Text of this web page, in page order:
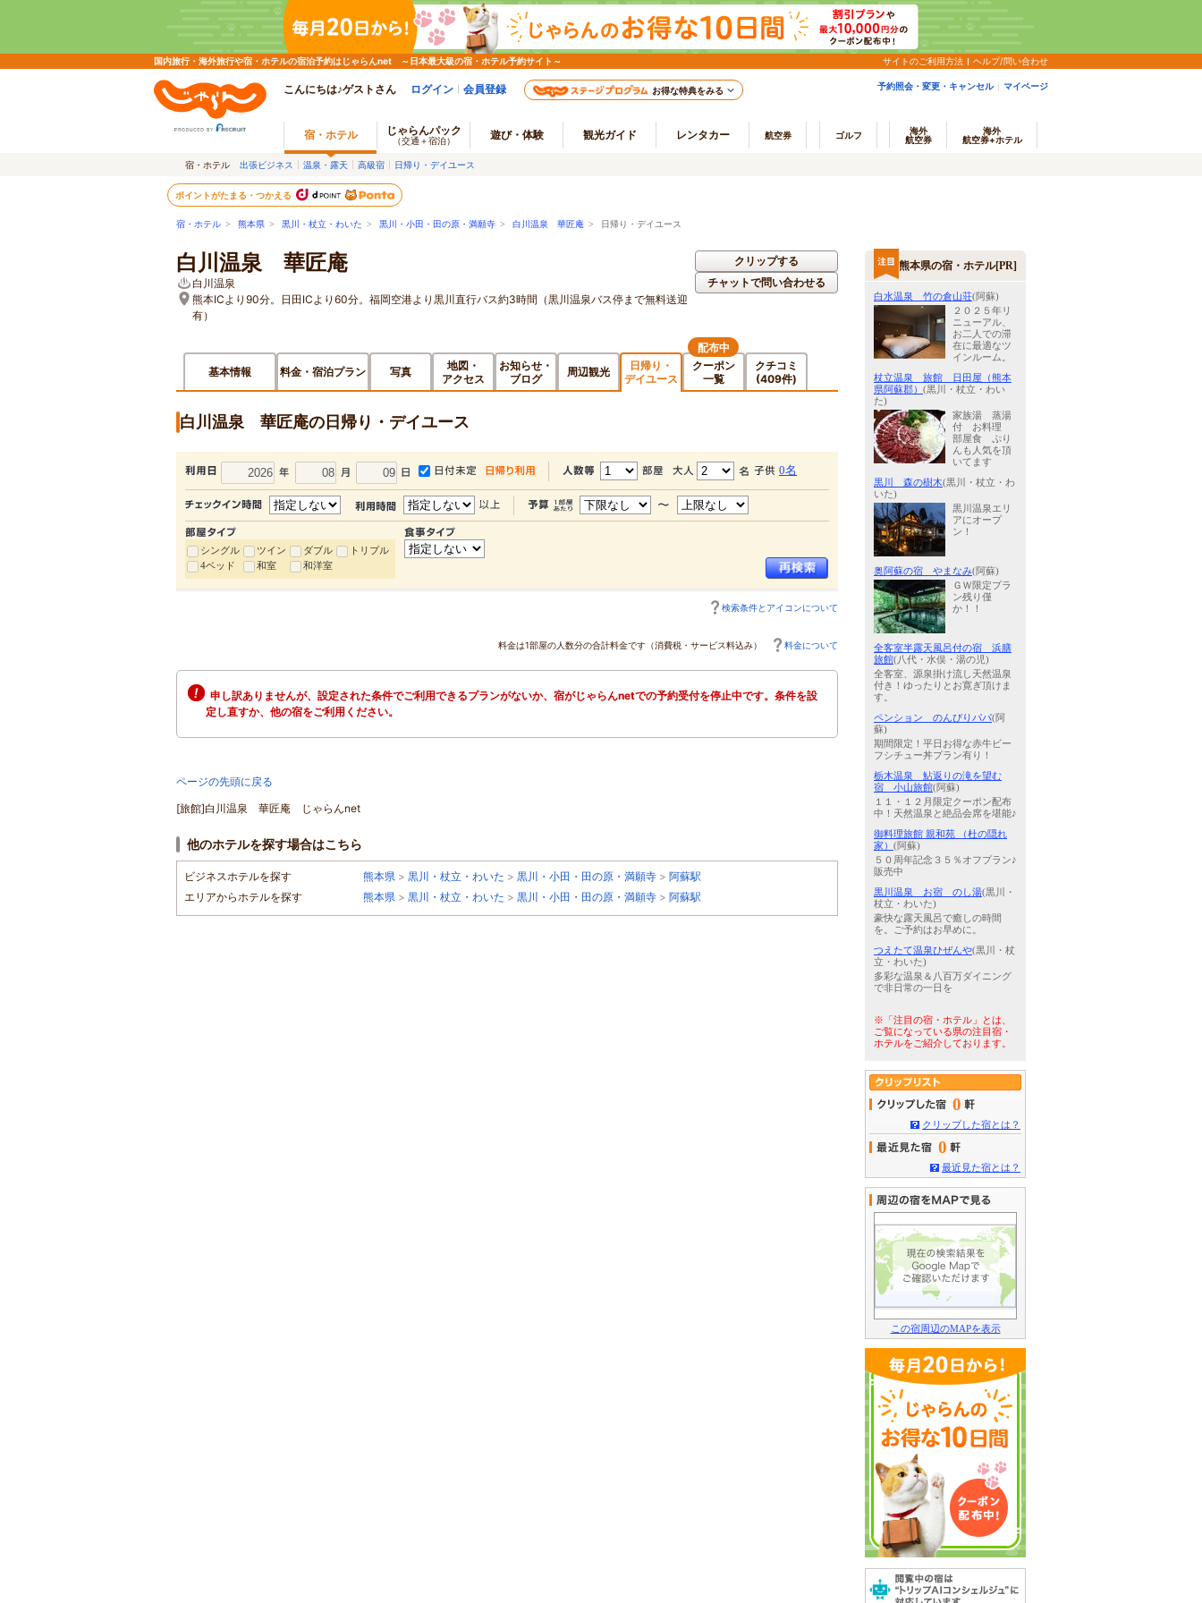
国内旅行・海外旅行や宿・ホテルの宿泊予約はじゃらんnet ～日本最大級の宿・ホテル予約サイト～ サイトのご利用方法 ヘルプ/問い合わせ
こんにちは♪ゲストさん ログイン 会員登録 お得な特典をみる 予約照会・変更・キャンセル マイページ
宿・ホテル じゃらんパック
（交通＋宿泊） 遊び・体験 観光ガイド レンタカー 航空券 ゴルフ
海外
航空券
海外
航空券+ホテル
宿・ホテル 出張ビジネス 温泉・露天 高級宿 日帰り・デイユース
ポイントがたまる・つかえる
宿・ホテル > 熊本県 > 黒川・杖立・わいた > 黒川・小田・田の原・満願寺 > 白川温泉 華匠庵 > 日帰り・デイユース
白川温泉 華匠庵
白川温泉
熊本ICより90分。日田ICより60分。福岡空港より黒川直行バス約3時間（黒川温泉バス停まで無料送迎
有）
クリップする
チャットで問い合わせる
基本情報 料金・宿泊プラン 写真
地図・
アクセス
お知らせ・
ブログ
周辺観光
日帰り・
デイユース
クーポン
一覧
配布中
クチコミ
(409件)
白川温泉 華匠庵の日帰り・デイユース
0名
シングル ツイン ダブル
トリプル
4ベッド
和室 和洋室
検索条件とアイコンについて
料金は1部屋の人数分の合計料金です（消費税・サービス料込み） 料金について
申し訳ありませんが、設定された条件でご利用できるプランがないか、宿がじゃらんnetでの予約受付を停止中です。条件を設
定し直すか、他の宿をご利用ください。
ページの先頭に戻る
[旅館]白川温泉 華匠庵 じゃらんnet
他のホテルを探す場合はこちら
ビジネスホテルを探す 熊本県 > 黒川・杖立・わいた > 黒川・小田・田の原・満願寺 > 阿蘇駅
エリアからホテルを探す
熊本県 > 黒川・杖立・わいた > 黒川・小田・田の原・満願寺 > 阿蘇駅
熊本県の宿・ホテル[PR]
白水温泉 竹の倉山荘(阿蘇)
２０２５年リ
ニューアル、
お二人での滞
在に最適なツ
インルーム。
杖立温泉 旅館 日田屋（熊本
県阿蘇郡） (黒川・杖立・わい
た)
家族湯 蒸湯
付 お料理
部屋食 ぷり
んも人気を頂
いてます
黒川 森の樹木(黒川・杖立・わ
いた)
黒川温泉エリ
アにオープ
ン！
奥阿蘇の宿 やまなみ(阿蘇)
ＧＷ限定プラ
ン残り僅
か！！
全客室半露天風呂付の宿 浜膳
旅館(八代・水俣・湯の児)
全客室、源泉掛け流し天然温泉
付き！ゆったりとお寛ぎ頂けま
す。
ペンション のんびりパパ(阿
蘇)
期間限定！平日お得な赤牛ビー
フシチュー丼プラン有り！
栃木温泉 鮎返りの滝を望む
宿 小山旅館(阿蘇)
１１・１２月限定クーポン配布
中！天然温泉と絶品会席を堪能♪
御料理旅館 親和苑 （杜の隠れ
家） (阿蘇)
５０周年記念３５％オフプラン♪
販売中
黒川温泉 お宿 のし湯(黒川・
杖立・わいた)
豪快な露天風呂で癒しの時間
を。ご予約はお早めに。
つえたて温泉ひぜんや(黒川・杖
立・わいた)
多彩な温泉＆八百万ダイニング
で非日常の一日を
※「注目の宿・ホテル」とは、
ご覧になっている県の注目宿・
ホテルをご紹介しております。
0
クリップした宿とは？
0
最近見た宿とは？
この宿周辺のMAPを表示